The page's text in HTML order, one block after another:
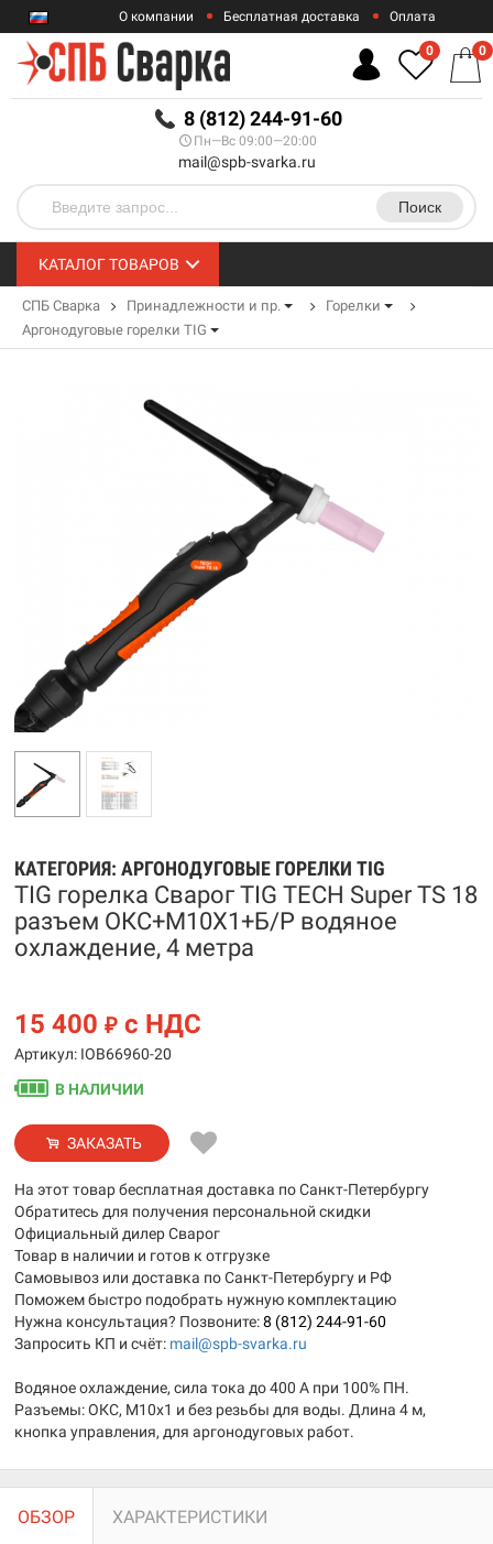
RUB
О компании Бесплатная доставка Оплата
Гарантии
8 (812) 244-91-60
Пн—Вс 09:00—20:00
mail@spb-svarka.ru
Поиск
0 0
КАТАЛОГ ТОВАРОВ
СПБ Сварка Принадлежности и пр.
Горелки
Аргонодуговые горелки TIG
КАТЕГОРИЯ: АРГОНОДУГОВЫЕ ГОРЕЛКИ TIG
TIG горелка Сварог TIG TECH Super TS 18
разъем ОКС+M10X1+Б/Р водяное
охлаждение, 4 метра
15 400 ₽ с НДС
Артикул: IOB66960-20
В НАЛИЧИИ
ЗАКАЗАТЬ
На этот товар бесплатная доставка по Санкт-Петербургу
Обратитесь для получения персональной скидки
Официальный дилер Сварог
Товар в наличии и готов к отгрузке
Самовывоз или доставка по Санкт-Петербургу и РФ
Поможем быстро подобрать нужную комплектацию
Нужна консультация? Позвоните:8 (812) 244-91-60
Запросить КП и счёт: mail@spb-svarka.ru
Водяное охлаждение, сила тока до 400 А при 100% ПН.
Разъемы: ОКС, М10х1 и без резьбы для воды. Длина 4 м,
кнопка управления, для аргонодуговых работ.
ОБЗОР ХАРАКТЕРИСТИКИ